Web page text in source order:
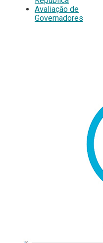
Avaliação de
Governadores